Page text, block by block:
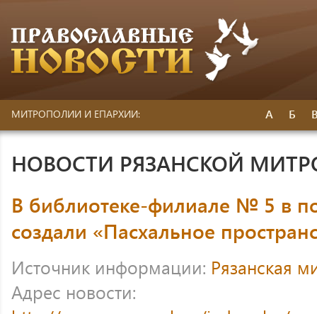
МИТРОПОЛИИ И ЕПАРХИИ: А Б
НОВОСТИ РЯЗАНСКОЙ
В библиотеке-филиале № 5 в
создали «Пасхальное
Источник информации: Рязанская
Адрес новости: